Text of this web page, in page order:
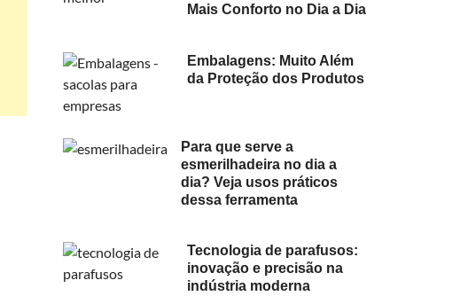
Mais Conforto no Dia a Dia
Embalagens: Muito Além
da Proteção dos Produtos
Para que serve a
esmerilhadeira no dia a
dia? Veja usos práticos
dessa ferramenta
Tecnologia de parafusos:
inovação e precisão na
indústria moderna